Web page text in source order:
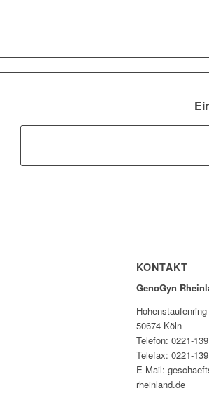
KONTAKT
GenoGyn
50674 Köln
Telefon: 0221-
Telefax: 0221-
E-Mail:
rheinland.de